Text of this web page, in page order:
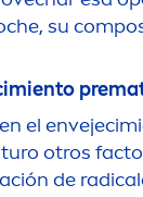
su
el
otros
de